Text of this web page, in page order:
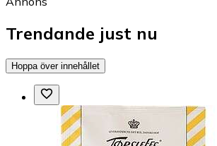
Trendande just nu
Hoppa över innehållet